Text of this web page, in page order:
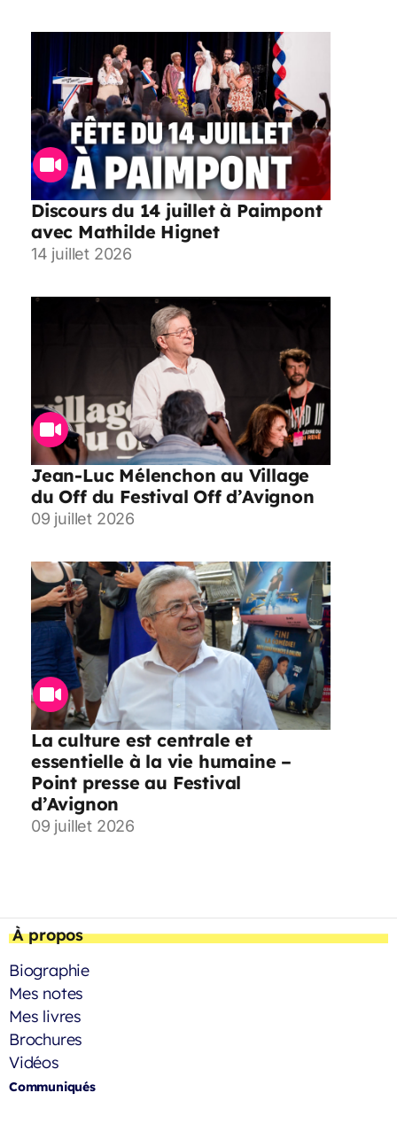
Discours du 14 juillet à Paimpont
avec Mathilde Hignet
14 juillet 2026
Jean-Luc Mélenchon au Village
du Off du Festival Off d’Avignon
09 juillet 2026
La culture est centrale et
essentielle à la vie humaine –
Point presse au Festival
d’Avignon
09 juillet 2026
À propos
Biographie
Mes notes
Mes livres
Brochures
Vidéos
Communiqués